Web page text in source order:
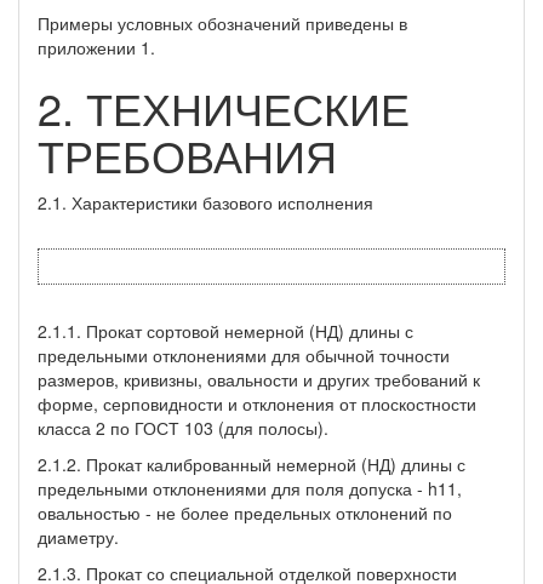
Примеры условных обозначений приведены в
приложении 1.
2. ТЕХНИЧЕСКИЕ
ТРЕБОВАНИЯ
2.1. Характеристики базового исполнения
2.1.1. Прокат сортовой немерной (НД) длины с
предельными отклонениями для обычной точности
размеров, кривизны, овальности и других требований к
форме, серповидности и отклонения от плоскостности
класса 2 по ГОСТ 103 (для полосы).
2.1.2. Прокат калиброванный немерной (НД) длины с
предельными отклонениями для поля допуска - h11,
овальностью - не более предельных отклонений по
диаметру.
2.1.3. Прокат со специальной отделкой поверхности